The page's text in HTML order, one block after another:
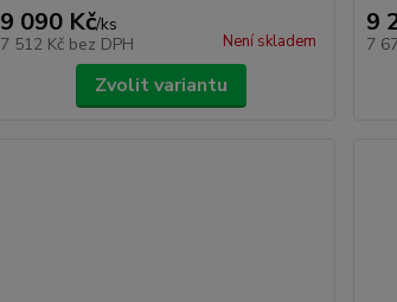
9 090 Kč/ks
7 512 Kč bez DPH Není skladem
Zvolit variantu
9
7